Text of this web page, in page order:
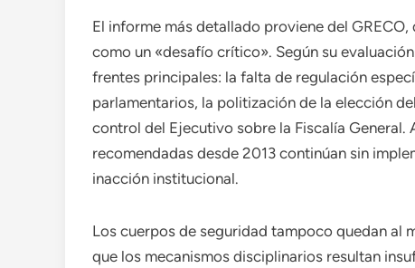
El informe más detallado proviene del
como un «desafío crítico». Según su
frentes principales: la falta de regulación
parlamentarios, la politización de la elección
control del Ejecutivo sobre la Fiscalía General.
recomendadas desde 2013 continúan sin
inacción institucional.
Los cuerpos de seguridad tampoco quedan al
que los mecanismos disciplinarios resultan